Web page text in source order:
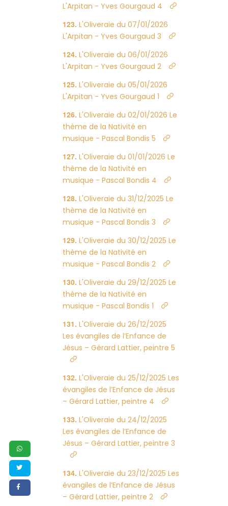
L'Arpitan - Yves Gourgaud 4
L'Oliveraie du 07/01/2026
L'Arpitan - Yves Gourgaud 3
L'Oliveraie du 06/01/2026
L'Arpitan - Yves Gourgaud 2
L'Oliveraie du 05/01/2026
L'Arpitan - Yves Gourgaud 1
L'Oliveraie du 02/01/2026 Le
thème de la Nativité en
musique - Pascal Bondis 5
L'Oliveraie du 01/01/2026 Le
thème de la Nativité en
musique - Pascal Bondis 4
L'Oliveraie du 31/12/2025 Le
thème de la Nativité en
musique - Pascal Bondis 3
L'Oliveraie du 30/12/2025 Le
thème de la Nativité en
musique - Pascal Bondis 2
L'Oliveraie du 29/12/2025 Le
thème de la Nativité en
musique - Pascal Bondis 1
L'Oliveraie du 26/12/2025
Les évangiles de l’Enfance de
Jésus – Gérard Lattier, peintre 5
L'Oliveraie du 25/12/2025 Les
évangiles de l’Enfance de Jésus
– Gérard Lattier, peintre 4
L'Oliveraie du 24/12/2025
Les évangiles de l’Enfance de
Jésus – Gérard Lattier, peintre 3
L'Oliveraie du 23/12/2025 Les
évangiles de l’Enfance de Jésus
– Gérard Lattier, peintre 2